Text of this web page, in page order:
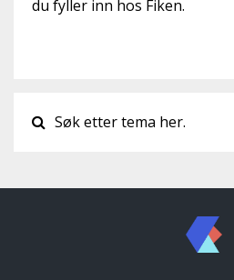
du fyller inn hos Fiken.